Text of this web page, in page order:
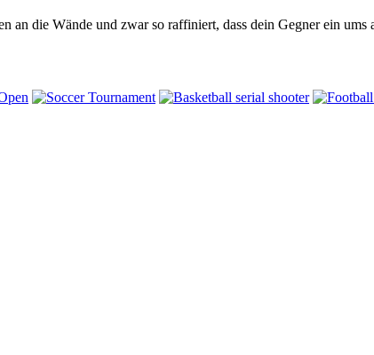
an die Wände und zwar so raffiniert, dass dein Gegner ein ums